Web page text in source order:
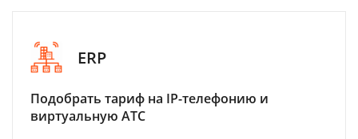
ERP
Подобрать тариф на IP-телефонию и
виртуальную АТС